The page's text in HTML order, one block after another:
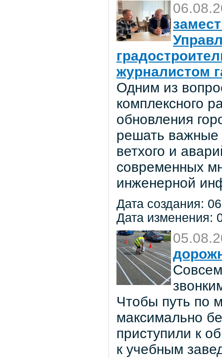
журналистом
Одним из
комплексного
обновления
решать важные
ветхого и
современных
инженерной
Дата создания:
Дата изменения:
Чтобы путь по
максимально
приступили к
к учебным